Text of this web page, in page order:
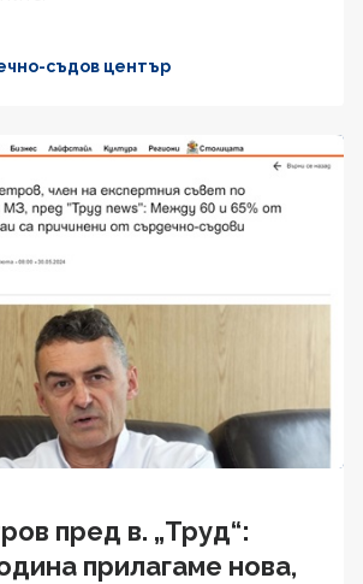
съдов център
пред в. „Труд“:
прилагаме нова,